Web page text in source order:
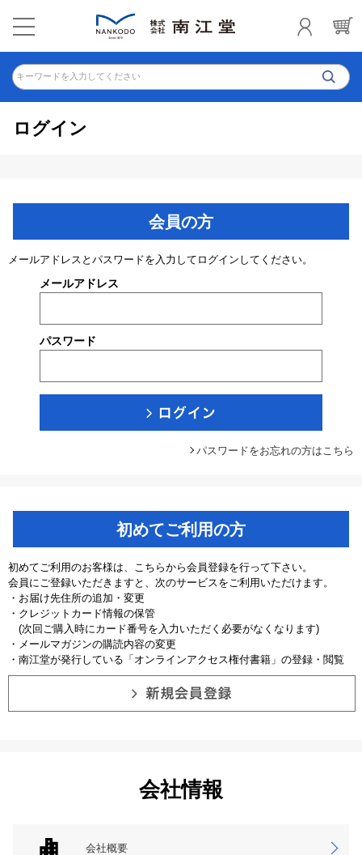
キーワードを入力してください
ログイン
会員の方
メールアドレスとパスワードを入力してログインしてください。
メールアドレス
パスワード
パスワードをお忘れの方はこちら
初めてご利用の方
初めてご利用のお客様は、こちらから会員登録を行って下さい。
会員にご登録いただきますと、次のサービスをご利用いただけます。
・お届け先住所の追加・変更
・クレジットカード情報の保管
(次回ご購入時にカード番号を入力いただく必要がなくなります)
・メールマガジンの購読内容の変更
・南江堂が発行している「オンラインアクセス権付書籍」の登録・閲覧
会社情報
会社概要